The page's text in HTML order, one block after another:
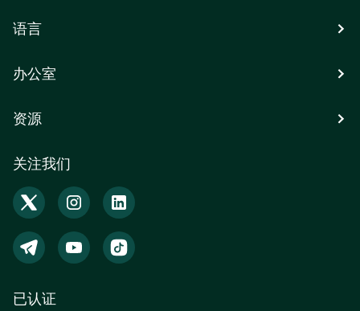
语言
关注我们
办公室
资源
已认证